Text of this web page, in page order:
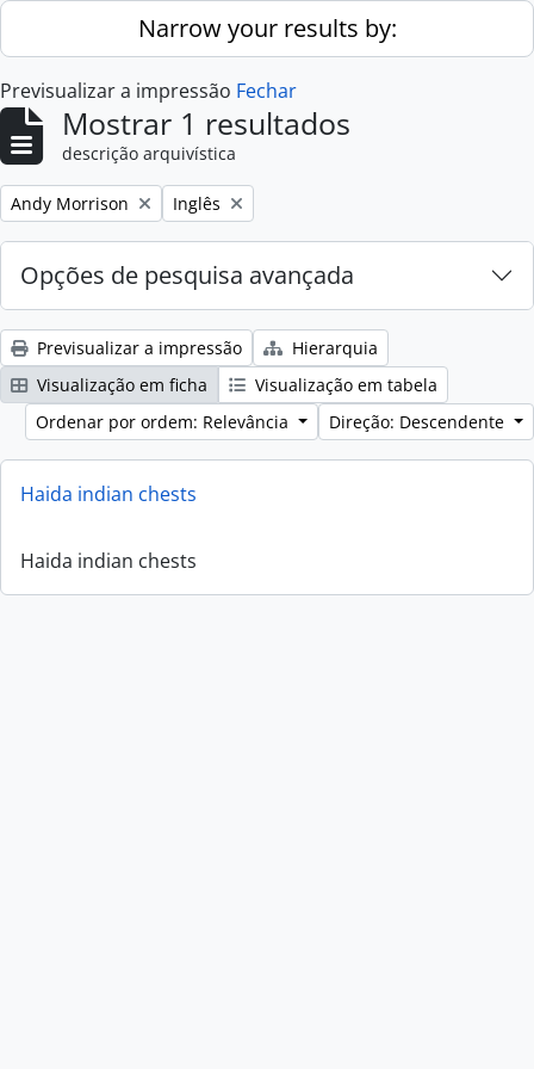
Skip to main contentNarrow your results by:
Previsualizar a impressão Fechar
Mostrar 1 resultados
descrição arquivística
Remove filter:
Andy Morrison Remove filter:
Inglês
Opções de pesquisa avançada
Previsualizar a impressão
Hierarquia
Visualização em ficha
Visualização em tabela
Ordenar por ordem: Relevância
Direção: Descendente
Haida indian chests
Haida indian chests